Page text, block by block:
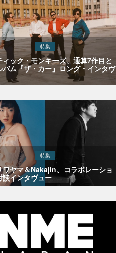
特集
ィック・モンキーズ、通算7作目と
バム『ザ・カー』ロング・インタヴ
特集
ワヤマ＆Nakajin、コラボレーショ
談インタヴュー